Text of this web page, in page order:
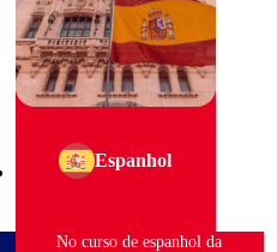
Espanhol
No curso de espanhol da